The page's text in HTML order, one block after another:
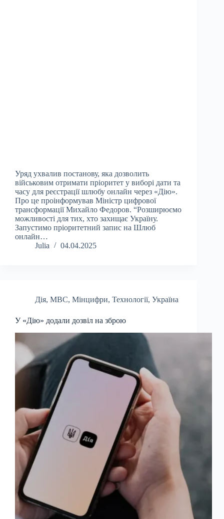
Уряд ухвалив постанову, яка дозволить
військовим отримати пріоритет у виборі дати та
часу для реєстрації шлюбу онлайн через «Дію».
Про це проінформував Міністр цифрової
трансформації Михайло Федоров. “Розширюємо
можливості для тих, хто захищає Україну.
Запустимо пріоритетний запис на Шлюб
онлайн…
Julia
04.04.2025
Дія, МВС, Мінцифри, Технології, Україна
У «Дію» додали дозвіл на зброю